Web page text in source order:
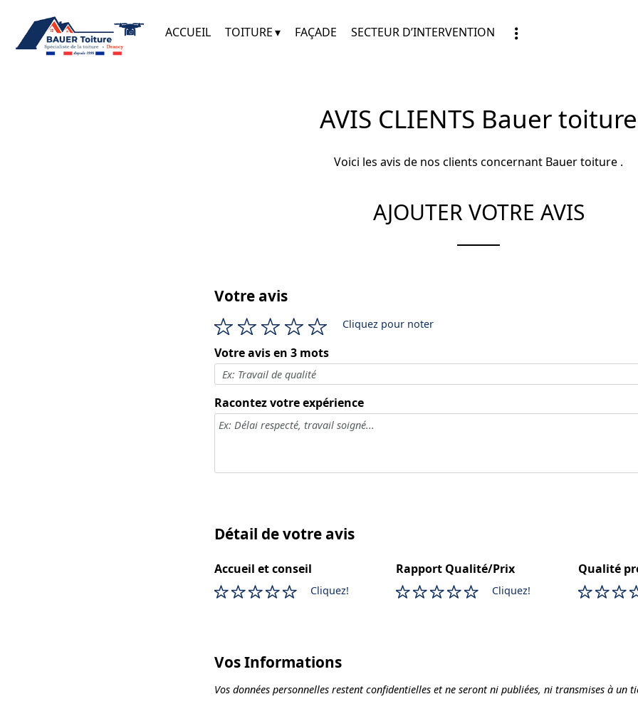
ACCUEIL TOITURE FAÇADE SECTEUR D’INTERVENTION
AVIS CLIENTS Bauer toiture
Voici les avis de nos clients concernant Bauer toiture .
AJOUTER VOTRE AVIS
Votre avis
Cliquez pour noter
Votre avis en 3 mots
Racontez votre expérience
Détail de votre avis
Accueil et conseil
Cliquez!
Rapport Qualité/Prix
Cliquez!
Qualité
Vos Informations
Vos données personnelles restent confidentielles et ne seront ni publiées, ni transmises à un